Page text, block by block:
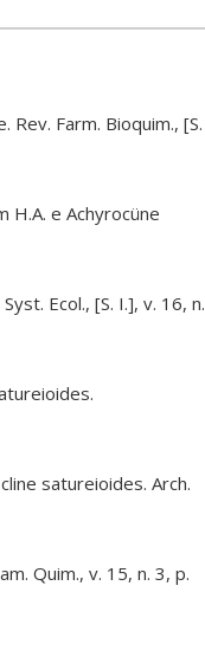
Rev. Farm. Bioquim., [S.
H.A. e Achyrocüne
Ecol., [S. I.], v. 16, n.
satureioides. Arch.
Quim., v. 15, n. 3, p.